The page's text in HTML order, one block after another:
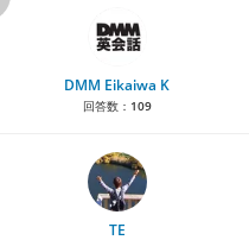
DMM Eikaiwa K
回答数： 109
TE